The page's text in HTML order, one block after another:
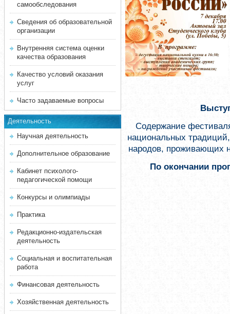
самообследования
Сведения об образовательной
организации
Внутренняя система оценки
качества образования
Качество условий оказания
услуг
Часто задаваемые вопросы
Деятельность
Научная деятельность
Дополнительное образование
Кабинет психолого-
педагогической помощи
Конкурсы и олимпиады
Практика
Редакционно-издательская
деятельность
Социальная и воспитательная
работа
Финансовая деятельность
Хозяйственная деятельность
Содержание
национальных
народов, проживающих
По окончании